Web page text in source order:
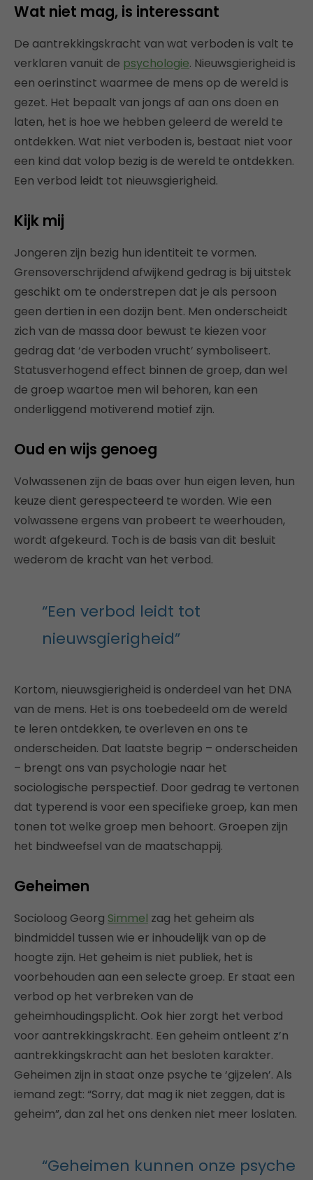
Wat niet mag, is interessant
De aantrekkingskracht van wat verboden is valt te
verklaren vanuit de psychologie. Nieuwsgierigheid is
een oerinstinct waarmee de mens op de wereld is
gezet. Het bepaalt van jongs af aan ons doen en
laten, het is hoe we hebben geleerd de wereld te
ontdekken. Wat niet verboden is, bestaat niet voor
een kind dat volop bezig is de wereld te ontdekken.
Een verbod leidt tot nieuwsgierigheid.
Kijk mij
Jongeren zijn bezig hun identiteit te vormen.
Grensoverschrijdend afwijkend gedrag is bij uitstek
geschikt om te onderstrepen dat je als persoon
geen dertien in een dozijn bent. Men onderscheidt
zich van de massa door bewust te kiezen voor
gedrag dat ‘de verboden vrucht’ symboliseert.
Statusverhogend effect binnen de groep, dan wel
de groep waartoe men wil behoren, kan een
onderliggend motiverend motief zijn.
Oud en wijs genoeg
Volwassenen zijn de baas over hun eigen leven, hun
keuze dient gerespecteerd te worden. Wie een
volwassene ergens van probeert te weerhouden,
wordt afgekeurd. Toch is de basis van dit besluit
wederom de kracht van het verbod.
“Een verbod leidt tot
nieuwsgierigheid”
Kortom, nieuwsgierigheid is onderdeel van het DNA
van de mens. Het is ons toebedeeld om de wereld
te leren ontdekken, te overleven en ons te
onderscheiden. Dat laatste begrip – onderscheiden
– brengt ons van psychologie naar het
sociologische perspectief. Door gedrag te vertonen
dat typerend is voor een specifieke groep, kan men
tonen tot welke groep men behoort. Groepen zijn
het bindweefsel van de maatschappij.
Geheimen
Socioloog Georg Simmel zag het geheim als
bindmiddel tussen wie er inhoudelijk van op de
hoogte zijn. Het geheim is niet publiek, het is
voorbehouden aan een selecte groep. Er staat een
verbod op het verbreken van de
geheimhoudingsplicht. Ook hier zorgt het verbod
voor aantrekkingskracht. Een geheim ontleent z’n
aantrekkingskracht aan het besloten karakter.
Geheimen zijn in staat onze psyche te ‘gijzelen’. Als
iemand zegt: “Sorry, dat mag ik niet zeggen, dat is
geheim”, dan zal het ons denken niet meer loslaten.
“Geheimen kunnen onze psyche